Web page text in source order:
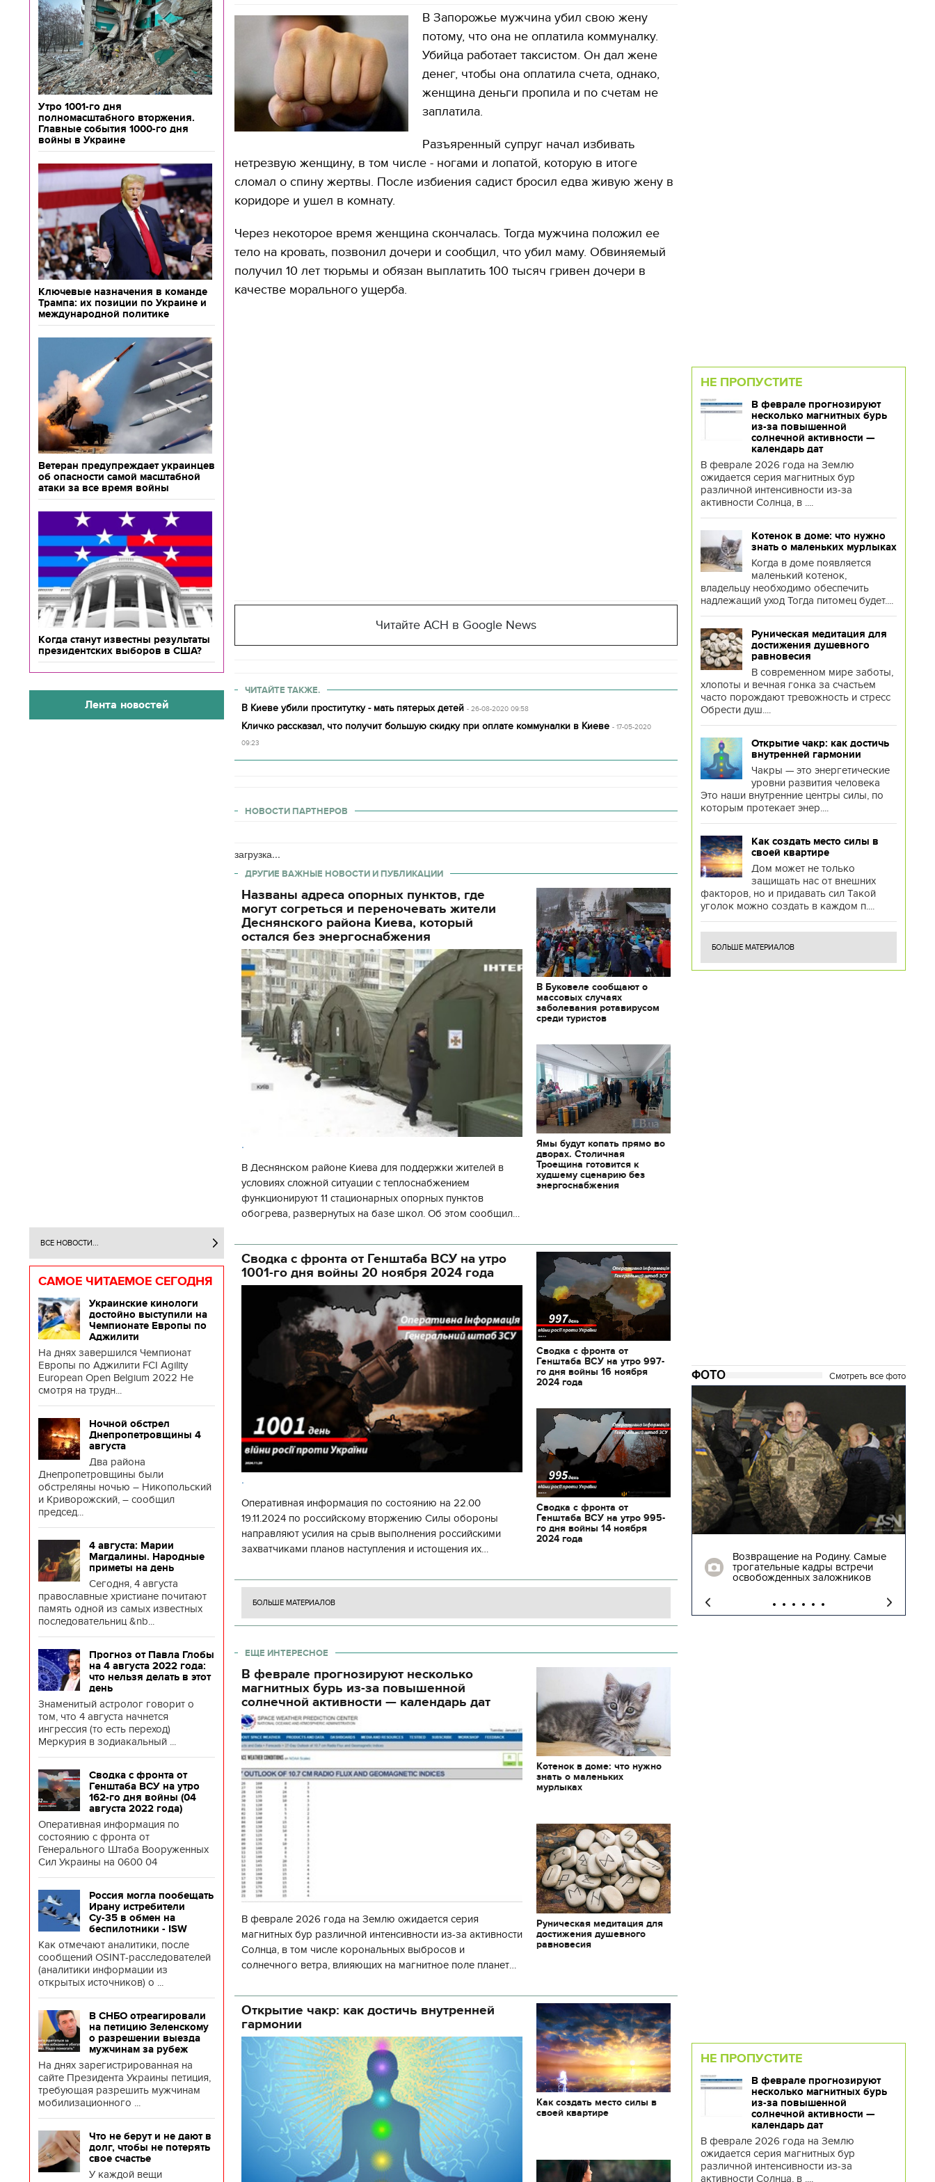
Утро 1001-го дня
полномасштабного вторжения.
Главные события 1000-го дня
войны в Украине
Ключевые назначения в команде
Трампа: их позиции по Украине и
международной политике
Ветеран предупреждает украинцев
об опасности самой масштабной
атаки за все время войны
Когда станут известны результаты
президентских выборов в США?
Лента новостей
ВСЕ НОВОСТИ...
САМОЕ ЧИТАЕМОЕ СЕГОДНЯ
Украинские кинологи
достойно выступили на
Чемпионате Европы по
Аджилити
На днях завершился Чемпионат
Европы по Аджилити FCI Agility
European Open Belgium 2022 Не
смотря на трудн...
Ночной обстрел
Днепропетровщины 4
августа
Два района
Днепропетровщины были
обстреляны ночью – Никопольский
и Криворожский, – сообщил
председ...
4 августа: Марии
Магдалины. Народные
приметы на день
Сегодня, 4 августа
православные христиане почитают
память одной из самых известных
последовательниц &nb...
Прогноз от Павла Глобы
на 4 августа 2022 года:
что нельзя делать в этот
день
Знаменитый астролог говорит о
том, что 4 августа начнется
ингрессия (то есть переход)
Меркурия в зодиакальный ...
Сводка с фронта от
Генштаба ВСУ на утро
162-го дня войны (04
августа 2022 года)
Оперативная информация по
состоянию с фронта от
Генерального Штаба Вооруженных
Сил Украины на 0600 04
Россия могла пообещать
Ирану истребители
Су-35 в обмен на
беспилотники - ISW
Как отмечают аналитики, после
сообщений OSINT-расследователей
(аналитики информации из
открытых источников) о ...
В СНБО отреагировали
на петицию Зеленскому
о разрешении выезда
мужчинам за рубеж
На днях зарегистрированная на
сайте Президента Украины петиция,
требующая разрешить мужчинам
мобилизационного ...
Что не берут и не дают в
долг, чтобы не потерять
свое счастье
У каждой вещи
В Запорожье мужчина убил свою жену
потому, что она не оплатила коммуналку.
Убийца работает таксистом. Он дал жене
денег, чтобы она оплатила счета, однако,
женщина деньги пропила и по счетам не
заплатила.
Разъяренный супруг начал избивать
нетрезвую женщину, в том числе - ногами и лопатой, которую в итоге
сломал о спину жертвы. После избиения садист бросил едва живую жену в
коридоре и ушел в комнату.
Через некоторое время женщина скончалась. Тогда мужчина положил ее
тело на кровать, позвонил дочери и сообщил, что убил маму. Обвиняемый
получил 10 лет тюрьмы и обязан выплатить 100 тысяч гривен дочери в
качестве морального ущерба.
Читайте АСН в Google News
ЧИТАЙТЕ ТАКЖЕ.
В Киеве убили проститутку - мать пятерых детей - 26-08-2020 09:58
Кличко рассказал, что получит большую скидку при оплате коммуналки в Киеве - 17-05-2020
09:23
НОВОСТИ ПАРТНЕРОВ
загрузка...
ДРУГИЕ ВАЖНЫЕ НОВОСТИ И ПУБЛИКАЦИИ
Названы адреса опорных пунктов, где
могут согреться и переночевать жители
Деснянского района Киева, который
остался без энергоснабжения
.
В Деснянском районе Киева для поддержки жителей в
условиях сложной ситуации с теплоснабжением
функционируют 11 стационарных опорных пунктов
обогрева, развернутых на базе школ. Об этом сообщил
государственной а
В Буковеле сообщают о
массовых случаях
заболевания ротавирусом
среди туристов
Ямы будут копать прямо во
дворах. Столичная
Троещина готовится к
худшему сценарию без
энергоснабжения
Сводка с фронта от Генштаба ВСУ на утро
1001-го дня войны 20 ноября 2024 года
.
Оперативная информация по состоянию на 22.00
19.11.2024 по российскому вторжению Силы обороны
направляют усилия на срыв выполнения российскими
захватчиками планов наступления и истощения их
боевых ст
Сводка с фронта от
Генштаба ВСУ на утро 997-
го дня войны 16 ноября
2024 года
Сводка с фронта от
Генштаба ВСУ на утро 995-
го дня войны 14 ноября
2024 года
БОЛЬШЕ МАТЕРИАЛОВ
ЕЩЕ ИНТЕРЕСНОЕ
В феврале прогнозируют несколько
магнитных бурь из-за повышенной
солнечной активности — календарь дат
В феврале 2026 года на Землю ожидается серия
магнитных бур различной интенсивности из-за активности
Солнца, в том числе корональных выбросов и
солнечного ветра, влияющих на магнитное поле планеты.
об
Котенок в доме: что нужно
знать о маленьких
мурлыках
Руническая медитация для
достижения душевного
равновесия
Открытие чакр: как достичь внутренней
гармонии
Как создать место силы в
своей квартире
НЕ ПРОПУСТИТЕ
В феврале прогнозируют
несколько магнитных бурь
из-за повышенной
солнечной активности —
календарь дат
В феврале 2026 года на Землю
ожидается серия магнитных бур
различной интенсивности из-за
активности Солнца, в ....
Котенок в доме: что нужно
знать о маленьких мурлыках
Когда в доме появляется
маленький котенок,
владельцу необходимо обеспечить
надлежащий уход Тогда питомец будет....
Руническая медитация для
достижения душевного
равновесия
В современном мире заботы,
хлопоты и вечная гонка за счастьем
часто порождают тревожность и стресс
Обрести душ....
Открытие чакр: как достичь
внутренней гармонии
Чакры — это энергетические
уровни развития человека
Это наши внутренние центры силы, по
которым протекает энер....
Как создать место силы в
своей квартире
Дом может не только
защищать нас от внешних
факторов, но и придавать сил Такой
уголок можно создать в каждом п....
БОЛЬШЕ МАТЕРИАЛОВ
ФОТО Смотреть все фото
Времена Руси: как выглядят
декорации к фильму
04.01.2018 | 17:16
Как готовить кутю и что за 12
Святвечер
28.12.2017 | 14:17
освобожденных заложников
Фестиваль на Певческом поле:
спуститься с горки в
"Ледниковый период"
НЕ ПРОПУСТИТЕ
В феврале прогнозируют
несколько магнитных бурь
из-за повышенной
солнечной активности —
календарь дат
В феврале 2026 года на Землю
ожидается серия магнитных бур
различной интенсивности из-за
активности Солнца, в ....